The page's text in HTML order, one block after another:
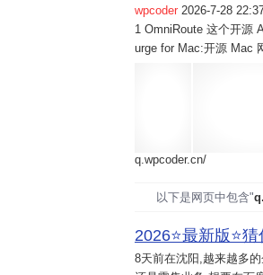
wpcoder 2026-7-28
1 OmniRoute 这个开源
urge for Mac:开源 Mac
q.wpcoder.cn/
以下是网页中包含"
2026⭐️最新版⭐️
8天前在沈阳,越来越多